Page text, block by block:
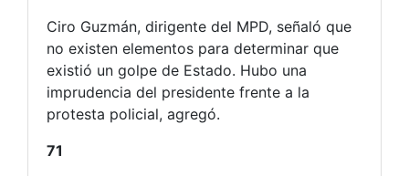
Ciro Guzmán, dirigente del MPD, señaló que
no existen elementos para determinar que
existió un golpe de Estado. Hubo una
imprudencia del presidente frente a la
protesta policial, agregó.
71